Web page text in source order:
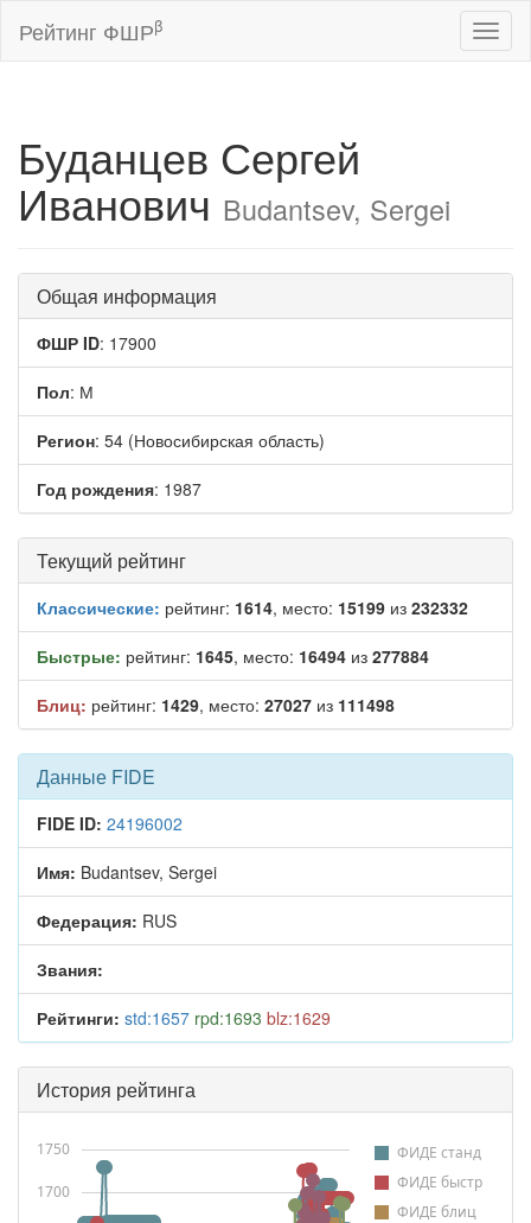
Рейтинг ФШРβ
Буданцев Сергей
Иванович Budantsev, Sergei
Общая информация
ФШР ID: 17900
Пол: М
Регион: 54 (Новосибирская область)
Год рождения: 1987
Текущий рейтинг
Классические: рейтинг: 1614, место: 15199 из 232332
Быстрые: рейтинг: 1645, место: 16494 из 277884
Блиц: рейтинг: 1429, место: 27027 из 111498
Данные FIDE
FIDE ID: 24196002
Имя: Budantsev, Sergei
Федерация: RUS
Звания:
Рейтинги: std:1657 rpd:1693 blz:1629
История рейтинга
ФИДЕ станд
ФИДЕ быстр
ФИДЕ блиц
1700
1750